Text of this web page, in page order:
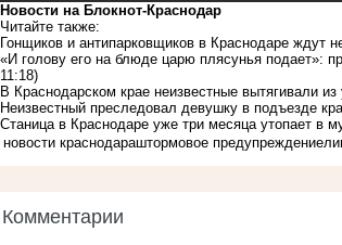
Новости на Блoкнoт-Краснодар
Читайте также:
Гонщиков и антипарковщиков в Краснодаре ждут
«И голову его на блюде царю плясунья подает»:
11:18)
В Краснодарском крае неизвестные вытягивали
Неизвестный преследовал девушку в подъезде
Станица в Краснодаре уже три месяца утопает в
новости краснодараштормовое предупреждение
Комментарии